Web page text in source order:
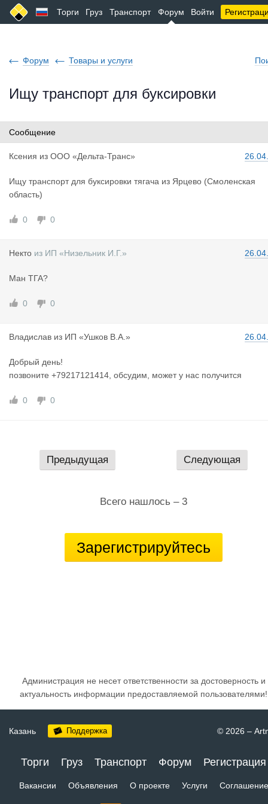
Торги Груз Транспорт Форум Войти
Форум Товары и услуги
Ищу транспорт для буксировки
Сообщение
Ксения из ООО «Дельта-Транс»
Ищу транспорт для буксировки тягача из Ярцево (Смоленская
область)
0 0
Некто из ИП «Низельник И.Г.»
Ман ТГА?
0 0
Владислав из ИП «Ушков В.А.»
Добрый день!
позвоните +79217121414, обсудим, может у нас получится
0 0
Предыдущая Следующая
Всего нашлось – 3
Зарегистрируйтесь
Администрация не несет ответственности за достоверность и
актуальность информации предоставляемой пользователями!
Казань Поддержка © 2026 –
Торги Груз Транспорт Форум Регистрация
Вакансии Объявления О проекте Услуги Соглашение